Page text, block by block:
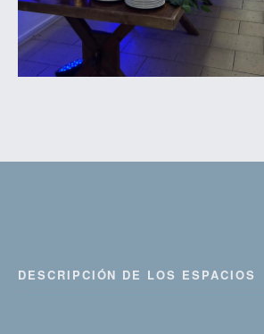
DESCRIPCIÓN DE LOS ESPACIOS